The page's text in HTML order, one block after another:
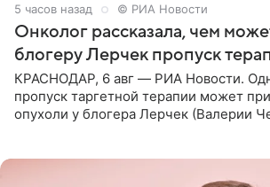
5 часов назад © РИА Новости
Онколог рассказала, чем
блогеру Лерчек пропуск
КРАСНОДАР, 6 авг — РИА Новости.
пропуск таргетной терапии может
опухоли у блогера Лерчек (Валерии